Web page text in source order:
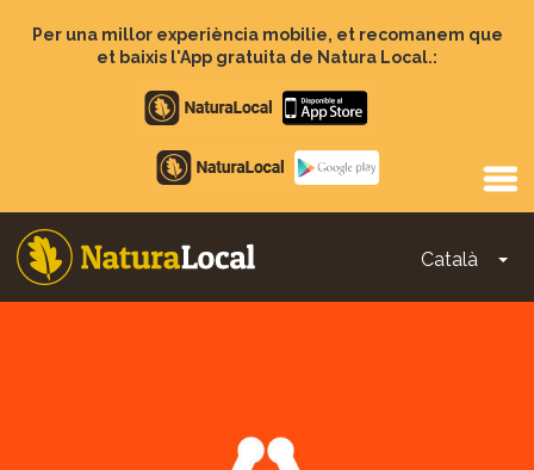
Per una millor experiència mobilie, et recomanem que
et baixis l'App gratuita de Natura Local.:
Apple
store
Google
Play
Català
Main